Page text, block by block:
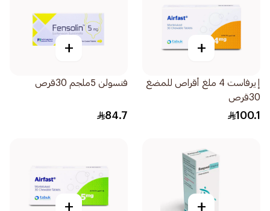
+
إيرفاست 4 ملغ أقراص للمضغ
30قرص
100.1
+
فنسولن 5ملجم 30قرص
84.7
+
+